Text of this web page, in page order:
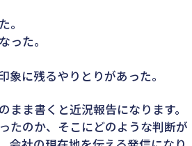
。
った。
象に残るやりとりがあった。
まま書くと近況報告になります。
たのか、そこにどのような判断が